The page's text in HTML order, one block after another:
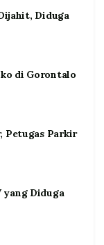
Diduga
di Gorontalo
Petugas Parkir
yang Diduga